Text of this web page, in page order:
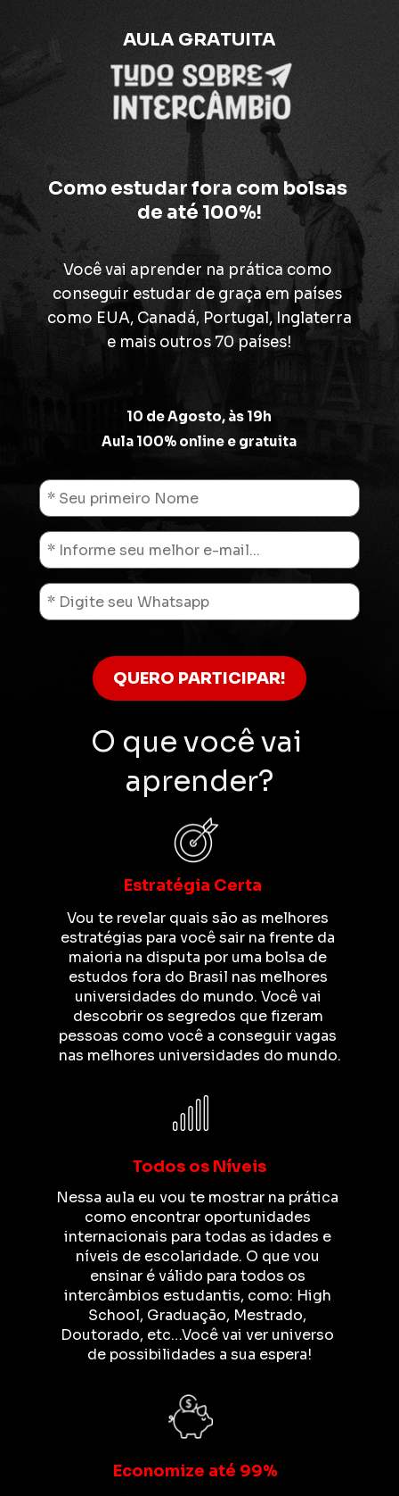
AULA GRATUITA
Como estudar fora com bolsas
de até 100%!
Você vai aprender na prática como
conseguir estudar de graça em países
como EUA, Canadá, Portugal, Inglaterra
e mais outros 70 países!
10 de Agosto, às 19h
Aula 100% online e gratuita
QUERO PARTICIPAR!
O que você vai
aprender?
Estratégia Certa
Todos os Níveis
Vou te revelar quais são as melhores
estratégias para você sair na frente da
maioria na disputa por uma bolsa de
estudos fora do Brasil nas melhores
universidades do mundo. Você vai
descobrir os segredos que fizeram
pessoas como você a conseguir vagas
nas melhores universidades do mundo.
Nessa aula eu vou te mostrar na prática
como encontrar oportunidades
internacionais para todas as idades e
níveis de escolaridade. O que vou
ensinar é válido para todos os
intercâmbios estudantis, como: High
School, Graduação, Mestrado,
Doutorado, etc…Você vai ver universo
de possibilidades a sua espera!
Economize até 99%